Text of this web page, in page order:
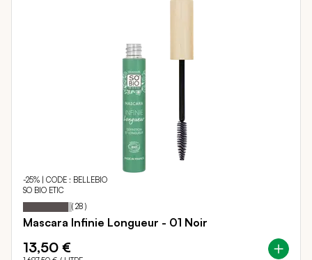
-25% | CODE : BELLEBIO
SO BIO ETIC
Notation: 93
% of
( 28 )
Mascara Infinie Longueur - 01 Noir
13,50 €